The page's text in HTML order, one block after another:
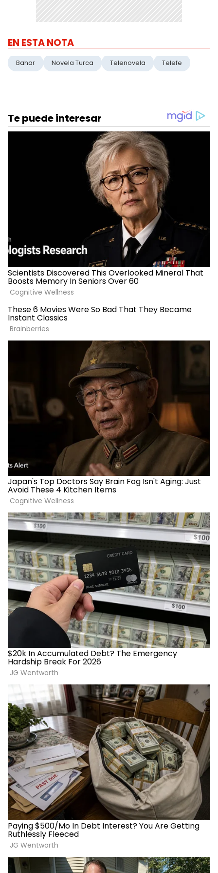
EN ESTA NOTA
Bahar Novela Turca Telenovela Telefe